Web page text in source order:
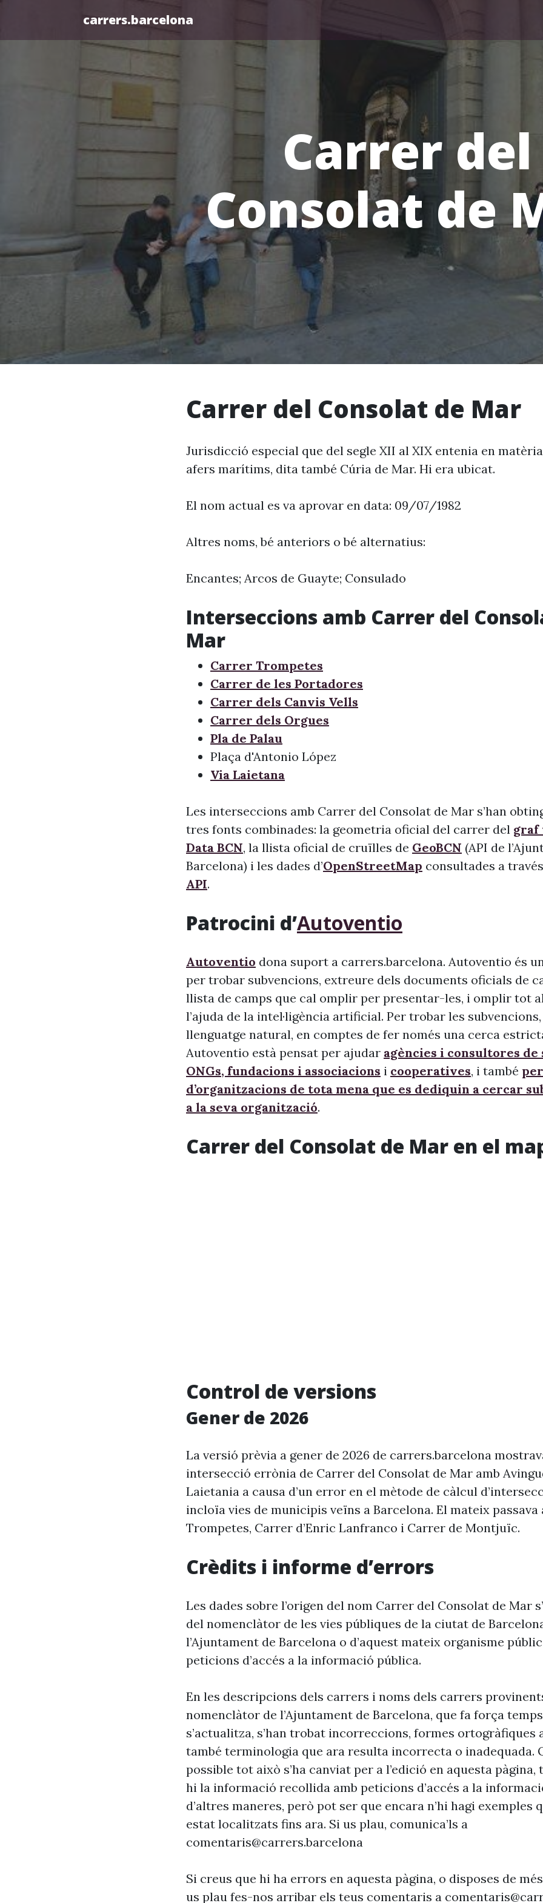
carrers.barcelona
Carrer del
Consolat de
Carrer del Consolat de Mar
Jurisdicció especial que del segle XII al XIX entenia en
afers marítims, dita també Cúria de Mar. Hi era ubicat.
El nom actual es va aprovar en data: 09/07/1982
Altres noms, bé anteriors o bé alternatius:
Encantes; Arcos de Guayte; Consulado
Interseccions amb Carrer del
Mar
Carrer Trompetes
Carrer de les Portadores
Carrer dels Canvis Vells
Carrer dels Orgues
Pla de Palau
Plaça d'Antonio López
Via Laietana
Les interseccions amb Carrer del Consolat de Mar s’han
tres fonts combinades: la geometria oficial del carrer del graf
Data BCN, la llista oficial de cruïlles de GeoBCN (API de
Barcelona) i les dades d’OpenStreetMap consultades a través
API.
Patrocini d’Autoventio
Autoventio dona suport a carrers.barcelona. Autoventio és
per trobar subvencions, extreure dels documents oficials de
llista de camps que cal omplir per presentar-les, i omplir tot
l’ajuda de la intel·ligència artificial. Per trobar les
llenguatge natural, en comptes de fer només una cerca
Autoventio està pensat per ajudar agències i consultores de
ONGs, fundacions i associacions i cooperatives, i també
d’organitzacions de tota mena que es dediquin a cercar
a la seva organització.
Carrer del Consolat de Mar en el
Control de versions
Gener de 2026
La versió prèvia a gener de 2026 de carrers.barcelona
intersecció errònia de Carrer del Consolat de Mar amb
Laietania a causa d’un error en el mètode de càlcul
incloïa vies de municipis veïns a Barcelona. El mateix passava
Trompetes, Carrer d’Enric Lanfranco i Carrer de Montjuïc.
Crèdits i informe d’errors
Les dades sobre l’origen del nom Carrer del Consolat de Mar
del nomenclàtor de les vies públiques de la ciutat de
l’Ajuntament de Barcelona o d’aquest mateix organisme
peticions d’accés a la informació pública.
En les descripcions dels carrers i noms dels carrers
nomenclàtor de l’Ajuntament de Barcelona, que fa força
s’actualitza, s’han trobat incorreccions, formes ortogràfiques
també terminologia que ara resulta incorrecta o inadequada.
possible tot això s’ha canviat per a l’edició en aquesta
hi la informació recollida amb peticions d’accés a la
d’altres maneres, però pot ser que encara n’hi hagi exemples
estat localitzats fins ara. Si us plau, comunica’ls a
comentaris@carrers.barcelona
Si creus que hi ha errors en aquesta pàgina, o disposes de
us plau fes-nos arribar els teus comentaris a